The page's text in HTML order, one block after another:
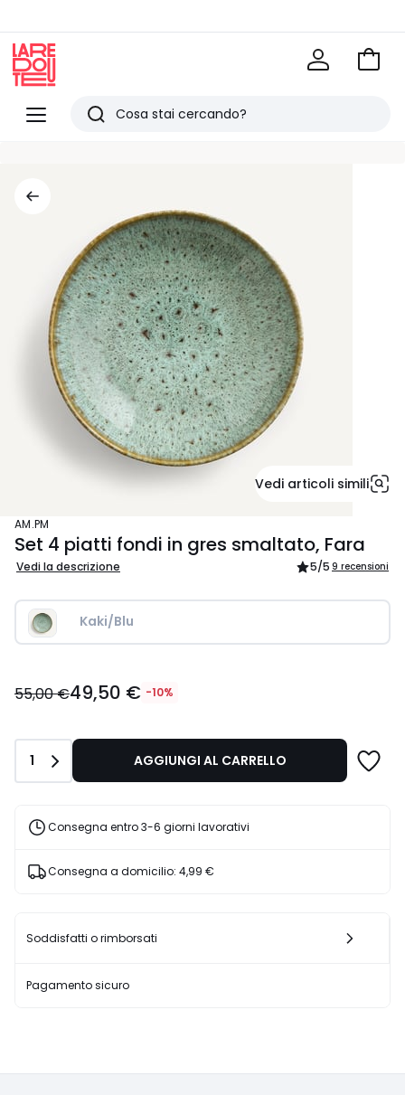
Menu
Redoute
Ricerca
Vai
Vedi articoli simili
AM.PM
Set 4 piatti fondi in gres smaltato, Fara
Vedi la descrizione 5/5 9 recensioni
Kaki/Blu
€
10%
sconto
applicato.
55,00 €49,50 € -10%
Quantità
1 AGGIUNGI AL CARRELLO
Consegna entro 3-6 giorni lavorativi
Consegna a domicilio: 4,99 €
Soddisfatti o rimborsati
Pagamento sicuro